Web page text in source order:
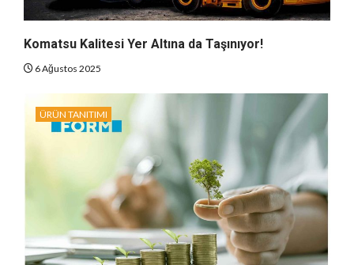
Komatsu Kalitesi Yer Altına da Taşınıyor!
6 Ağustos 2025
ÜRÜN TANITIMI